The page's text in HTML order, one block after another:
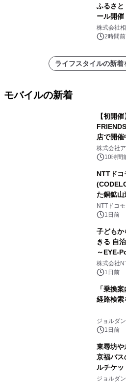
ふるさと
ール開催
株式会社
2時間前
ライフスタイルの新着
モバイルの新着
【初開
店で開
ートとし
株式会社
10時間
NTTドコ
た銅鉱山
向けた
NTTドコ
1日前
子どもか
きる 自
～EYE-
人認証と
～
株式会社
1日前
「乗換
経路検索
ジョルダ
1日前
東尋坊や
京福バス
ルチケ
ジョルダ